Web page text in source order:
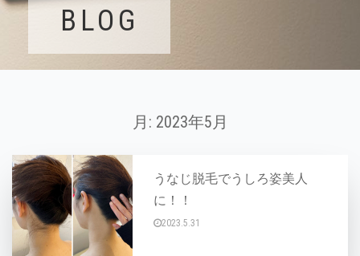
BLOG
月: 2023年5月
うなじ脱毛でうしろ姿美人
に！！
2023.5.31